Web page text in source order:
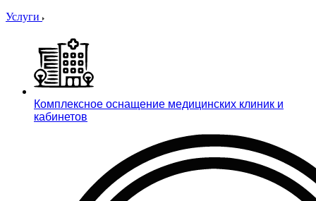
Услуги
Комплексное оснащение медицинских клиник и
кабинетов